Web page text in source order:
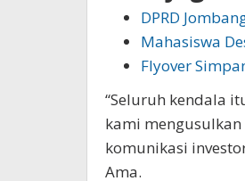
DPRD
Mahasiswa
Flyover
“Seluruh kendala
kami
komunikasi
Ama.